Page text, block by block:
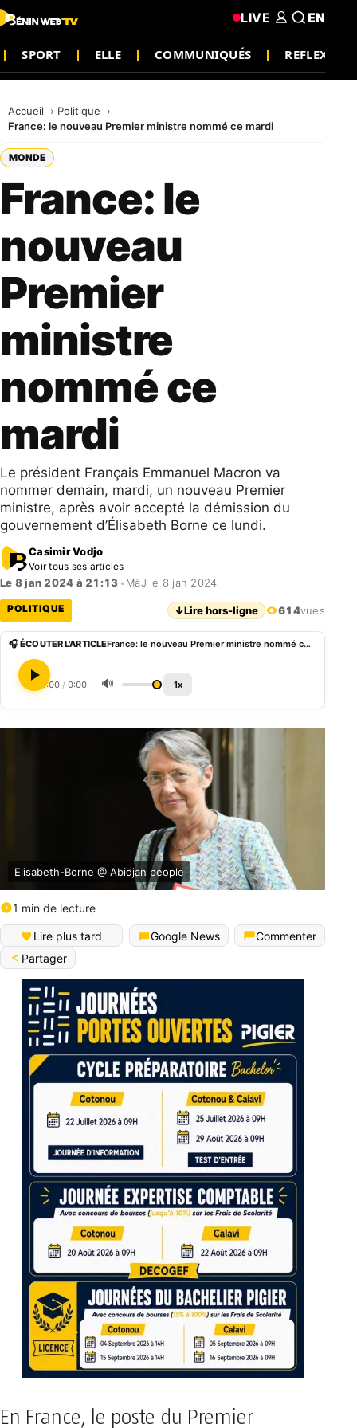
SPORT ELLE COMMUNIQUÉS REFLEXION
LIVE EN
Accueil
Politique
France: le nouveau Premier ministre nommé ce mardi
MONDE
France: le
nouveau
Premier
ministre
nommé ce
mardi
Le président Français Emmanuel Macron va
nommer demain, mardi, un nouveau Premier
ministre, après avoir accepté la démission du
gouvernement d’Élisabeth Borne ce lundi.
Casimir Vodjo
Voir tous ses articles
Le 8 jan 2024 à 21:13 • MàJ le 8 jan 2024
POLITIQUE ↓Lire hors-ligne 614vues
🎧 ÉCOUTER L'ARTICLE France: le nouveau Premier ministre nommé ce mardi
0:00 / 0:00 🔊 1x
Elisabeth-Borne @ Abidjan people
1 min de lecture
Lire plus tard Google News
Commenter
Partager
En France, le poste du Premier